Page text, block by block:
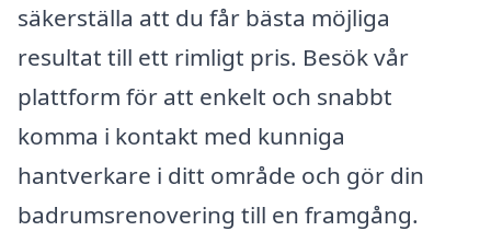
säkerställa att du får bästa möjliga
resultat till ett rimligt pris. Besök vår
plattform för att enkelt och snabbt
komma i kontakt med kunniga
hantverkare i ditt område och gör din
badrumsrenovering till en framgång.